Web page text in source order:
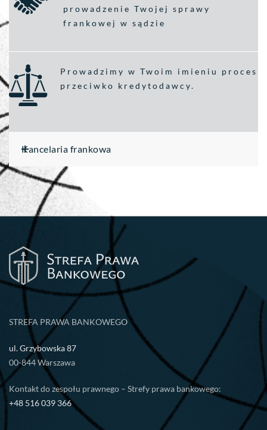
prowadzenie Twojej sprawy
frankowej w sądzie
Prowadzimy w Twoim imieniu proces
przeciwko kredytodawcy.
Kancelaria frankowa
STREFA PRAWA BANKOWEGO
ul. Grzybowska 87
00-844 Warszawa
Kontakt do zespołu prawnego – Strefy prawa bankowego:
+48 516 039 366